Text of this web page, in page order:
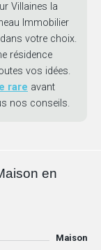
Villaines la
Immobilier
votre choix.
résidence
vos idées.
rare avant
nos conseils.
en
Maison